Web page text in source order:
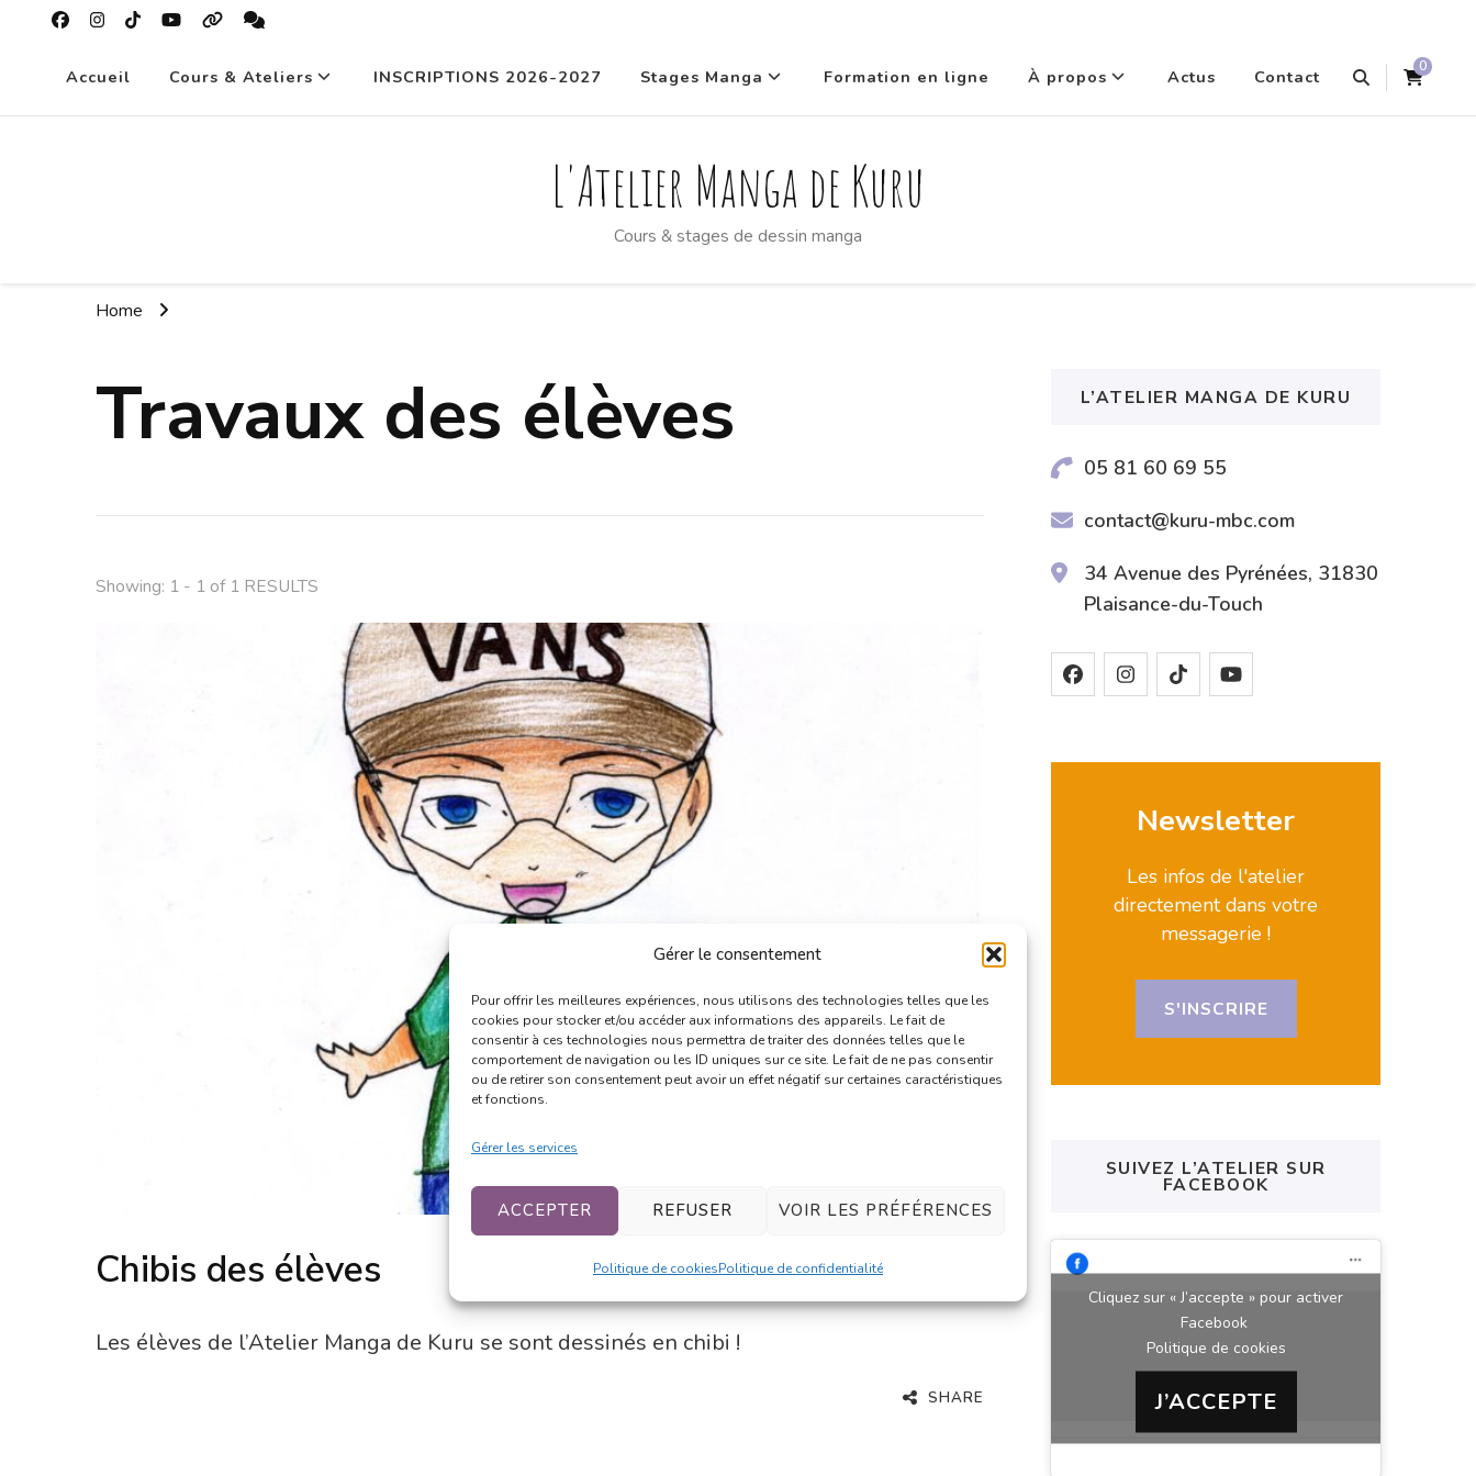
Gérer le consentement
Pour offrir les meilleures expériences, nous utilisons des technologies telles que les
cookies pour stocker et/ou accéder aux informations des appareils. Le fait de
consentir à ces technologies nous permettra de traiter des données telles que le
comportement de navigation ou les ID uniques sur ce site. Le fait de ne pas consentir
ou de retirer son consentement peut avoir un effet négatif sur certaines caractéristiques
et fonctions.
Gérer les services
ACCEPTER REFUSER VOIR LES PRÉFÉRENCES
Politique de cookiesPolitique de confidentialité
Accueil Cours & Ateliers INSCRIPTIONS 2026-2027 Stages Manga Formation en ligne À propos Actus Contact 0
L'Atelier Manga de Kuru
Cours & stages de dessin manga
Home
Travaux des élèves
Showing: 1 - 1 of 1 RESULTS
Chibis des élèves
Les élèves de l’Atelier Manga de Kuru se sont dessinés en chibi !
SHARE
L’ATELIER MANGA DE KURU
05 81 60 69 55
contact@kuru-mbc.com
34 Avenue des Pyrénées, 31830
Plaisance-du-Touch
Newsletter
Les infos de l'atelier
directement dans votre
messagerie !
S'INSCRIRE
SUIVEZ L’ATELIER SUR
FACEBOOK
Cliquez sur « J’accepte » pour activer
Facebook
Politique de cookies
J’ACCEPTE